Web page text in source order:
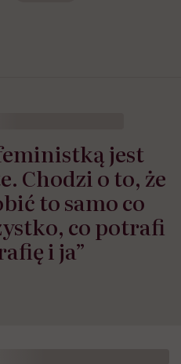
jest
Chodzi o to, że
to samo co
co potrafi
i ja”